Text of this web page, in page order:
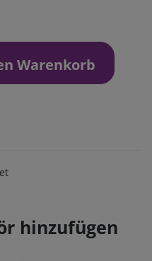
Warenkorb
hinzufügen